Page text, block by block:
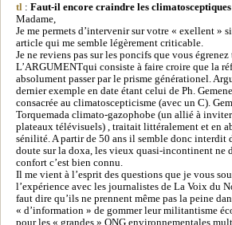
tl : Faut-il encore craindre les
Madame,
Je me permets d’intervenir sur votre « exellent »
article qui me semble légèrement criticable.
Je ne reviens pas sur les poncifs que vous
L’ARGUMENTqui consiste à faire croire que la
absolument passer par le prisme générationel.
dernier exemple en date étant celui de Ph.
consacrée au climatoscepticisme (avec un C).
Torquemada climato-gazophobe (un allié à
plateaux télévisuels) , traitait littéralement et en
sénilité. A partir de 50 ans il semble donc interdit
doute sur la doxa, les vieux quasi-incontinent ne
confort c’est bien connu.
Il me vient à l’esprit des questions que je vous
l’expérience avec les journalistes de La Voix du
faut dire qu’ils ne prennent même pas la peine
« d’information » de gommer leur militantisme
pour les « grandes » ONG environnementales